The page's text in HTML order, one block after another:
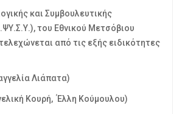
και Συμβουλευτικής
του Εθνικού Μετσόβιου
από τις εξής ειδικότητες
Λιάπατα)
Κουρή, Έλλη Κούμουλου)